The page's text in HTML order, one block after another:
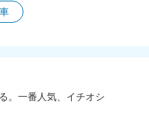
。一番人気、イチオシ